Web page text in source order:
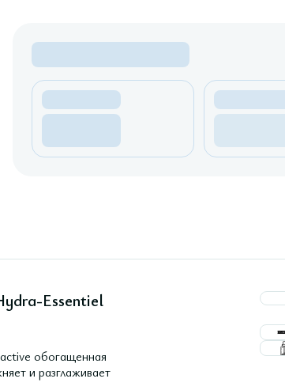
Essentiel
обогащенная
и разглаживает